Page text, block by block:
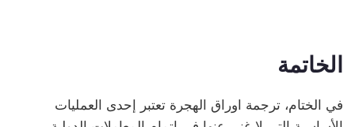
الخاتمة
في الختام، ترجمة اوراق الهجرة تعتبر إحدى العمليات